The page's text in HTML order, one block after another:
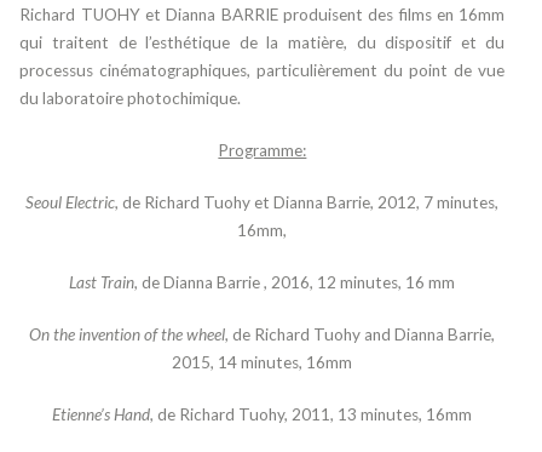
Richard TUOHY et Dianna BARRIE produisent des films en 16mm
qui traitent de l’esthétique de la matière, du dispositif et du
processus cinématographiques, particulièrement du point de vue
du laboratoire photochimique.
Programme:
Seoul Electric, de Richard Tuohy et Dianna Barrie, 2012, 7 minutes,
16mm,
Last Train, de Dianna Barrie , 2016, 12 minutes, 16 mm
On the invention of the wheel, de Richard Tuohy and Dianna Barrie,
2015, 14 minutes, 16mm
Etienne’s Hand, de Richard Tuohy, 2011, 13 minutes, 16mm